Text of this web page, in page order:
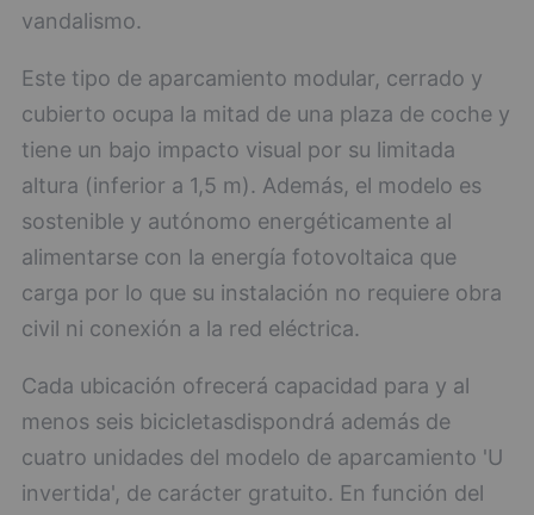
vandalismo.
Este tipo de aparcamiento modular, cerrado y
cubierto ocupa la mitad de una plaza de coche y
tiene un bajo impacto visual por su limitada
altura (inferior a 1,5 m). Además, el modelo es
sostenible y autónomo energéticamente al
alimentarse con la energía fotovoltaica que
carga por lo que su instalación no requiere obra
civil ni conexión a la red eléctrica.
Cada ubicación ofrecerá capacidad para y al
menos seis bicicletasdispondrá además de
cuatro unidades del modelo de aparcamiento 'U
invertida', de carácter gratuito. En función del